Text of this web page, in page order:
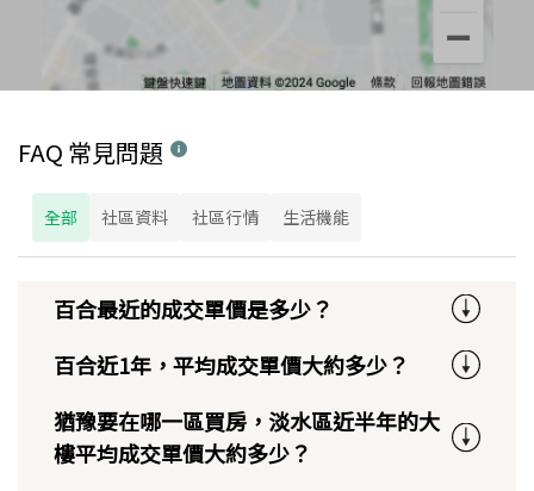
FAQ 常見問題
全部 社區資料 社區行情 生活機能
百合最近的成交單價是多少？
百合近1年，平均成交單價大約多少？
猶豫要在哪一區買房，淡水區近半年的大
樓平均成交單價大約多少？